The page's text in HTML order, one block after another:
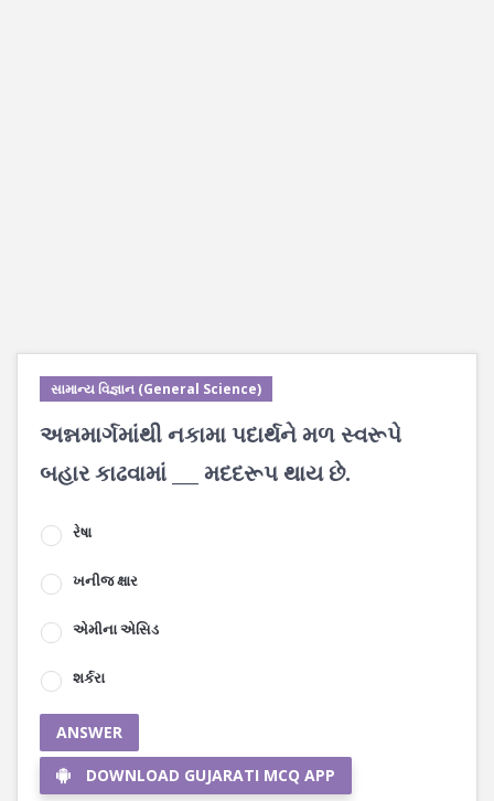
સામાન્ય વિજ્ઞાન (General Science)
અન્નમાર્ગમાંથી નકામા પદાર્થને મળ સ્વરૂપે
બહાર કાઢવામાં ___ મદદરૂપ થાય છે.
રેષા
ખનીજ ક્ષાર
એમીના એસિડ
શર્કરા
ANSWER
DOWNLOAD GUJARATI MCQ APP